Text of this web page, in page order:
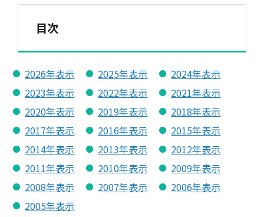
目次
2026年表示 2025年表示
2024年表示
2023年表示
2022年表示
2021年表示
2020年表示
2019年表示
2018年表示
2017年表示
2016年表示
2015年表示
2014年表示
2013年表示
2012年表示
2011年表示
2010年表示
2009年表示
2008年表示
2007年表示
2006年表示
2005年表示